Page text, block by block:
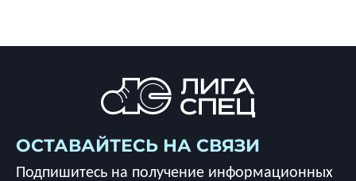
ОСТАВАЙТЕСЬ НА СВЯЗИ
Подпишитесь на получение информационных